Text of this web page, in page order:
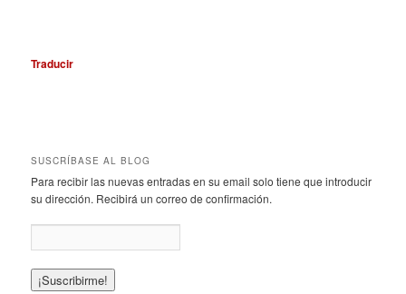
Traducir
SUSCRÍBASE AL BLOG
Para recibir las nuevas entradas en su email solo tiene que introducir
su dirección. Recibirá un correo de confirmación.